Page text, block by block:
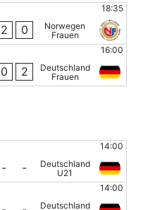
18:35
2 0
Norwegen
Frauen
16:00
0 2
Deutschland
Frauen
14:00
- -
Deutschland
U21
14:00
Deutschland